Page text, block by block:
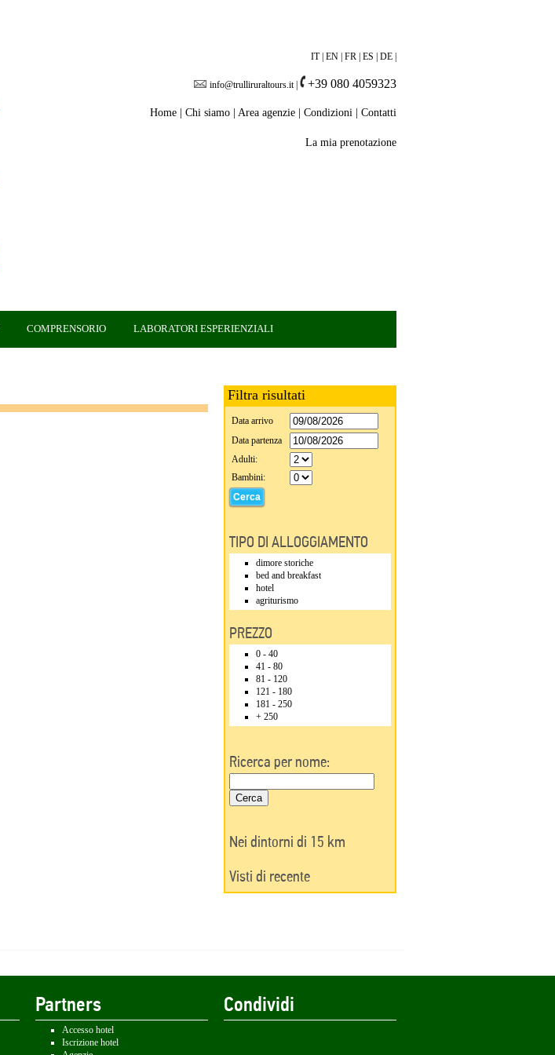
IT| EN FR ES DE
info@trulliruraltours.it| +39 080 4059323
Home Chi siamo Area agenzie Condizioni Contatti
La mia prenotazione
COMPRENSORIO LABORATORI ESPERIENZIALI
Filtra risultati
Data arrivo
Data partenza
Adulti:
Bambini:
TIPO DI ALLOGGIAMENTO
dimore storiche
bed and breakfast
hotel
agriturismo
PREZZO
0 - 40
41 - 80
81 - 120
121 - 180
181 - 250
+ 250
Ricerca per nome:
Nei dintorni di 15 km
Visti di recente
Partners
Accesso hotel
Iscrizione hotel
Condividi